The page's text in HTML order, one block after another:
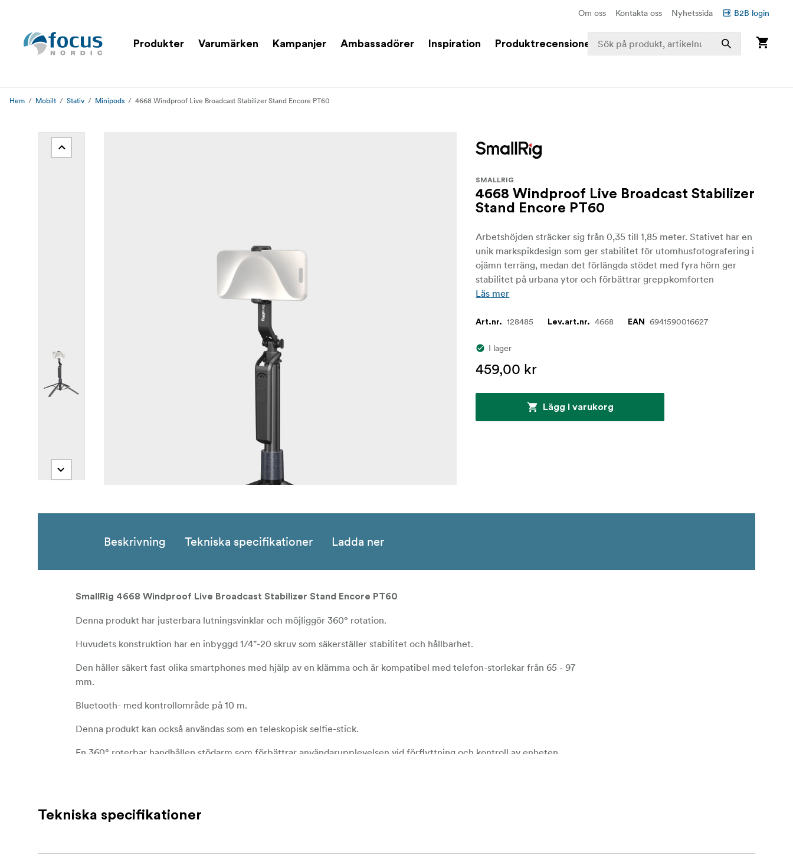
Om oss Kontakta oss Nyhetssida B2B login
Produkter Varumärken Kampanjer Ambassadörer Inspiration Produktrecensioner
Hem Mobilt Stativ Minipods 4668 Windproof Live Broadcast Stabilizer Stand Encore PT60
SMALLRIG
4668 Windproof Live Broadcast Stabilizer
Stand Encore PT60
Arbetshöjden sträcker sig från 0,35 till 1,85 meter. Stativet har en
unik markspikdesign som ger stabilitet för utomhusfotografering i
ojämn terräng, medan det förlängda stödet med fyra hörn ger
stabilitet på urbana ytor och förbättrar greppkomforten
Läs mer
Art.nr. 128485 Lev.art.nr. 4668 EAN 6941590016627
I lager
459,00 kr
Lägg i varukorg
Beskrivning Tekniska specifikationer Ladda ner
SmallRig 4668 Windproof Live Broadcast Stabilizer Stand Encore PT60
Denna produkt har justerbara lutningsvinklar och möjliggör 360° rotation.
Huvudets konstruktion har en inbyggd 1/4"-20 skruv som säkerställer stabilitet och hållbarhet.
Den håller säkert fast olika smartphones med hjälp av en klämma och är kompatibel med telefon-storlekar från 65 - 97
mm.
Bluetooth- med kontrollområde på 10 m.
Denna produkt kan också användas som en teleskopisk selfie-stick.
En 360° roterbar handhållen stödarm som förbättrar användarupplevelsen vid förflyttning och kontroll av enheten.
Mobiltelefoner från 65 mm till 97 mm breda
Tekniska specifikationer